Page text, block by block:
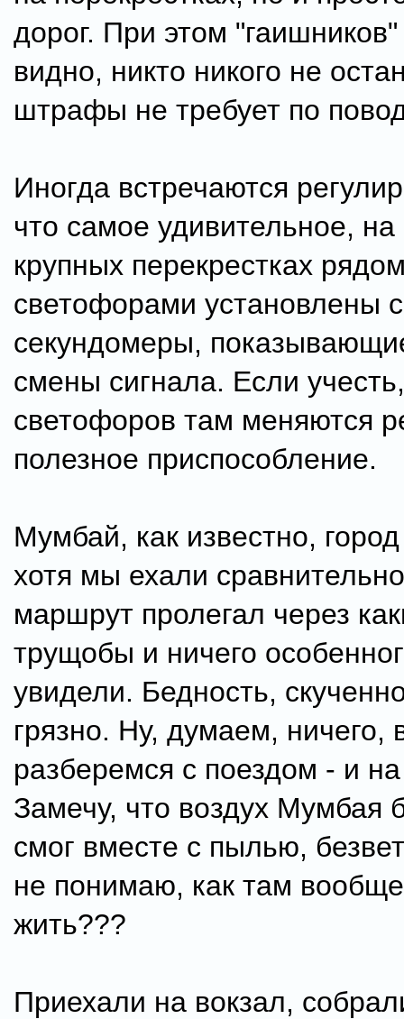
дорог. При этом
видно, никто никого не
штрафы не требует по
Иногда встречаются
что самое удивительное, на
крупных перекрестках
светофорами установлены
секундомеры,
смены сигнала. Если
светофоров там меняются
полезное приспособление.
Мумбай, как известно,
хотя мы ехали
маршрут пролегал через
трущобы и ничего
увидели. Бедность,
грязно. Ну, думаем, ничего,
разберемся с поездом - и
Замечу, что воздух Мумбая
смог вместе с пылью,
не понимаю, как там
жить???
Приехали на вокзал,